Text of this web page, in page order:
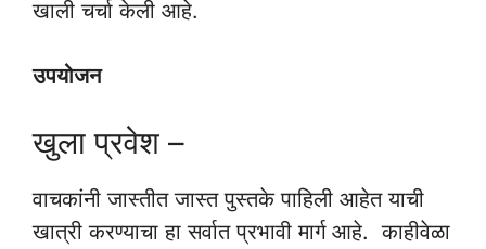
खाली चर्चा केली आहे.
उपयोजन
खुला प्रवेश –
वाचकांनी जास्तीत जास्त पुस्तके पाहिली आहेत याची
खात्री करण्याचा हा सर्वात प्रभावी मार्ग आहे. काहीवेळा